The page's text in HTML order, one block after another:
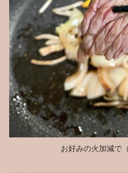
お好みの火加減で